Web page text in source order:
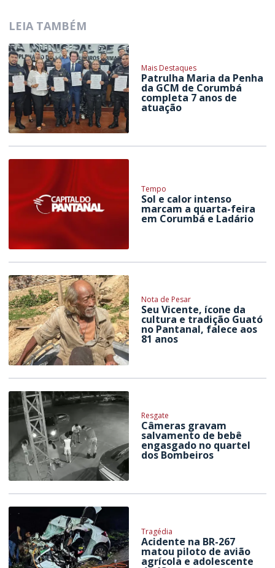
LEIA TAMBÉM
Mais Destaques
Patrulha Maria da Penha
da GCM de Corumbá
completa 7 anos de
atuação
Tempo
Sol e calor intenso
marcam a quarta-feira
em Corumbá e Ladário
Nota de Pesar
Seu Vicente, ícone da
cultura e tradição Guató
no Pantanal, falece aos
81 anos
Resgate
Câmeras gravam
salvamento de bebê
engasgado no quartel
dos Bombeiros
Tragédia
Acidente na BR-267
matou piloto de avião
agrícola e adolescente